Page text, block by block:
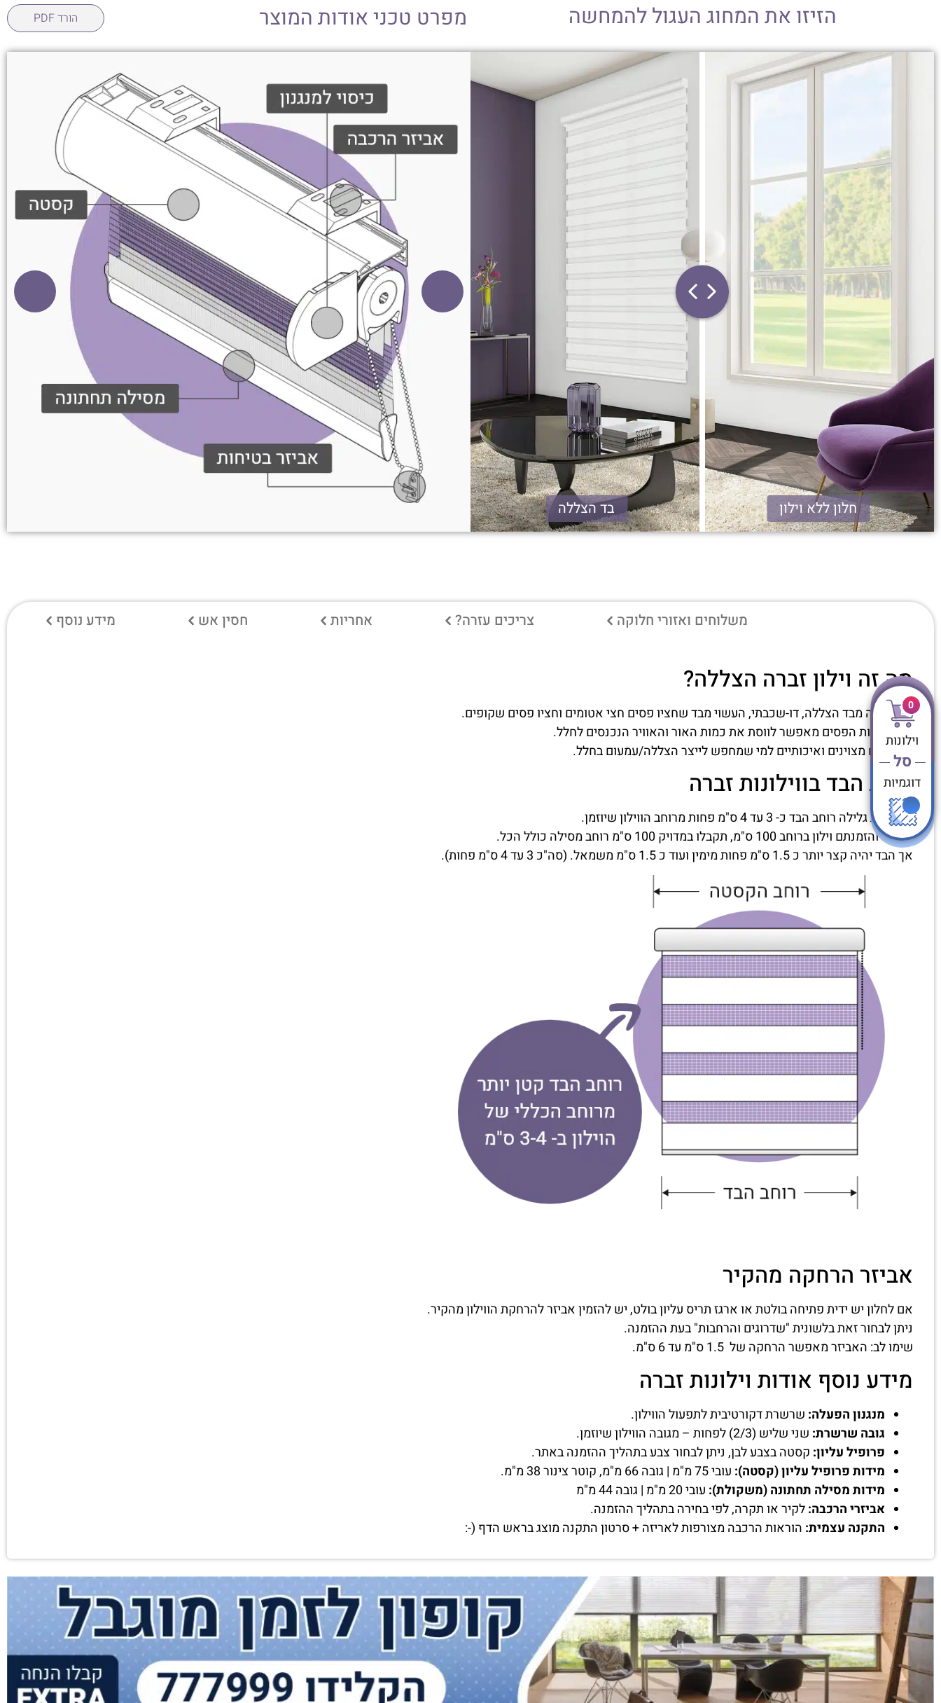
הזיזו את המחוג העגול להמחשה
בד הצללה חלון ללא וילון
מפרט טכני אודות המוצר הורד PDF
משלוחים ואזורי חלוקה צריכים עזרה? אחריות חסין אש מידע נוסף
מה זה וילון זברה הצללה?
וילון זברה מבד הצללה, דו-שכבתי, העשוי מבד שחציו פסים חצי אטומים וחציו פסים שקופים.
שינוי זוויות הפסים מאפשר לווסת את כמות האור והאוויר הנכנסים לחלל.
אלו בדים מצוינים ואיכותיים למי שמחפש לייצר הצללה/עמעום בחלל.
רוחב הבד בווילונות זברה
בווילונות גלילה רוחב הבד כ- 3 עד 4 ס"מ פחות מרוחב הווילון שיוזמן.
במידה והזמנתם וילון ברוחב 100 ס"מ, תקבלו במדויק 100 ס"מ רוחב מסילה כולל הכל.
אך הבד יהיה קצר יותר כ 1.5 ס"מ פחות מימין ועוד כ 1.5 ס"מ משמאל. (סה"כ 3 עד 4 ס"מ פחות).
אביזר הרחקה מהקיר
אם לחלון יש ידית פתיחה בולטת או ארגז תריס עליון בולט, יש להזמין אביזר להרחקת הווילון מהקיר.
ניתן לבחור זאת בלשונית "שדרוגים והרחבות" בעת ההזמנה.
שימו לב: האביזר מאפשר הרחקה של 1.5 ס"מ עד 6 ס"מ.
מידע נוסף אודות וילונות זברה
מנגנון הפעלה: שרשרת דקורטיבית לתפעול הווילון.
גובה שרשרת: שני שליש (2/3) לפחות – מגובה הווילון שיוזמן.
פרופיל עליון: קסטה בצבע לבן, ניתן לבחור צבע בתהליך ההזמנה באתר.
מידות פרופיל עליון (קסטה): עובי 75 מ"מ | גובה 66 מ"מ, קוטר צינור 38 מ"מ.
מידות מסילה תחתונה (משקולת): עובי 20 מ"מ | גובה 44 מ"מ
אביזרי הרכבה:לקיר או תקרה, לפי בחירה בתהליך ההזמנה.
התקנה עצמית: הוראות הרכבה מצורפות לאריזה + סרטון התקנה מוצג בראש הדף (-:
0
וילונות
סל
דוגמיות